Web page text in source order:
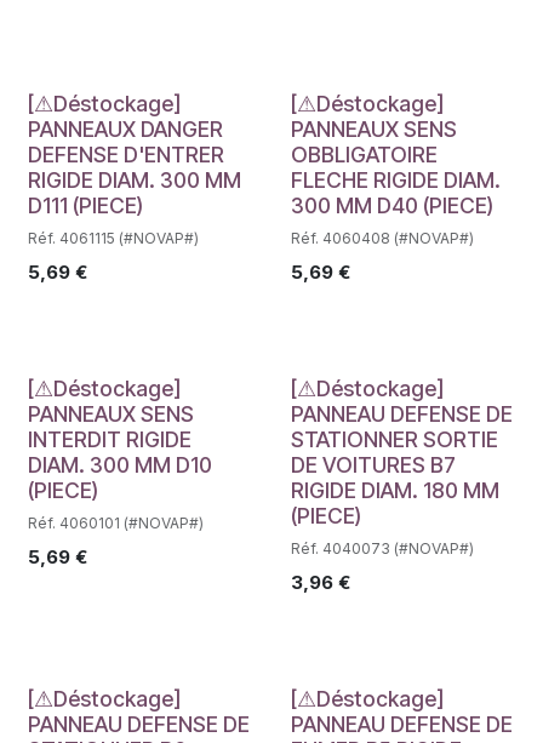
Déstockage
[⚠Déstockage]
PANNEAUX DANGER
DEFENSE D'ENTRER
RIGIDE DIAM. 300 MM
D111 (PIECE)
Réf. 4061115 (#NOVAP#)
5,69 €
Déstockage
[⚠Déstockage]
PANNEAUX SENS
OBBLIGATOIRE
FLECHE RIGIDE DIAM.
300 MM D40 (PIECE)
Réf. 4060408 (#NOVAP#)
5,69€
Déstockage
[⚠Déstockage]
PANNEAUX SENS
INTERDIT RIGIDE
DIAM. 300 MM D10
(PIECE)
Réf. 4060101 (#NOVAP#)
5,69 €
Déstockage
[⚠Déstockage]
PANNEAU DEFENSE DE
STATIONNER SORTIE
DE VOITURES B7
RIGIDE DIAM. 180 MM
(PIECE)
Réf. 4040073 (#NOVAP#)
3,96€
Déstockage
[⚠Déstockage]
PANNEAU DEFENSE DE
Déstockage
[⚠Déstockage]
PANNEAU DEFENSE DE